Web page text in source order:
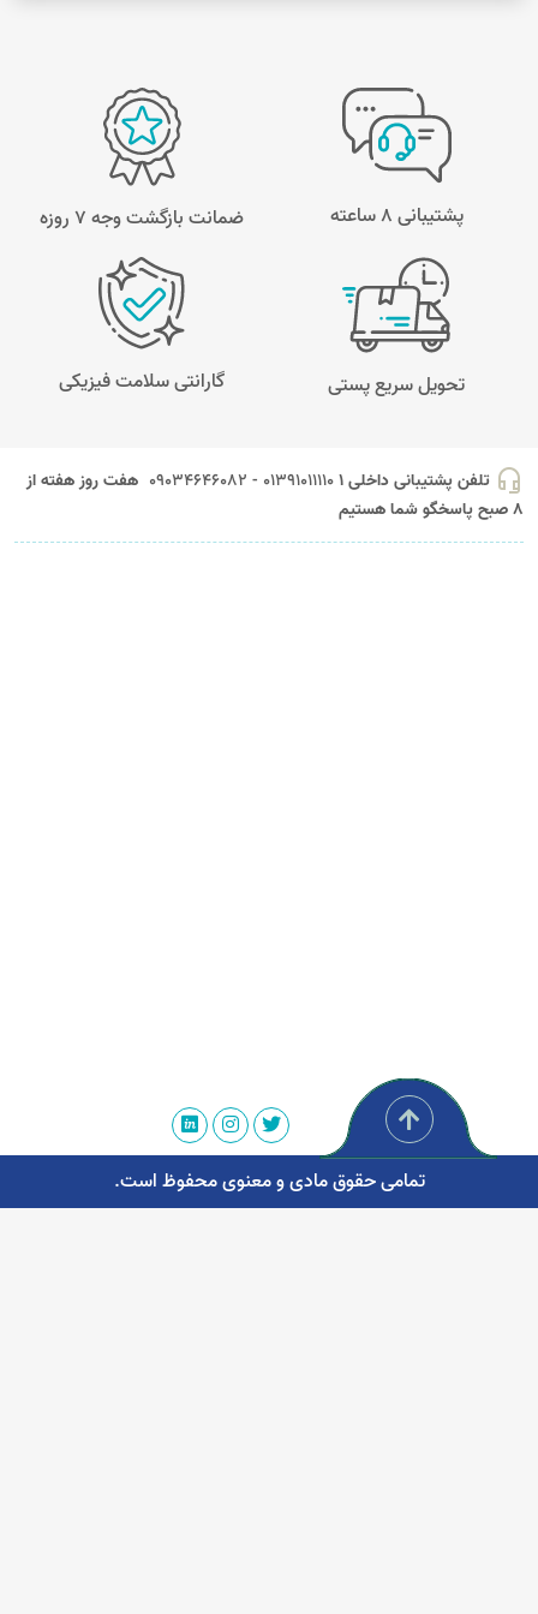
پشتیبانی 8 ساعته ضمانت بازگشت وجه ۷ روزه
تحویل سریع پستی گارانتی سلامت فیزیکی
headset_mic تلفن پشتیبانی داخلی 1 01391011110 - 09034646082
هفت روز هفته از
8 صبح پاسخگو شما هستیم
تمامی حقوق مادی و معنوی محفوظ است.